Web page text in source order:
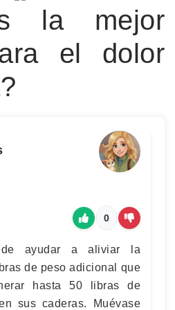
la mejor
el dolor
0
ayudar a aliviar la
de peso adicional que
hasta 50 libras de
sus caderas. Muévase